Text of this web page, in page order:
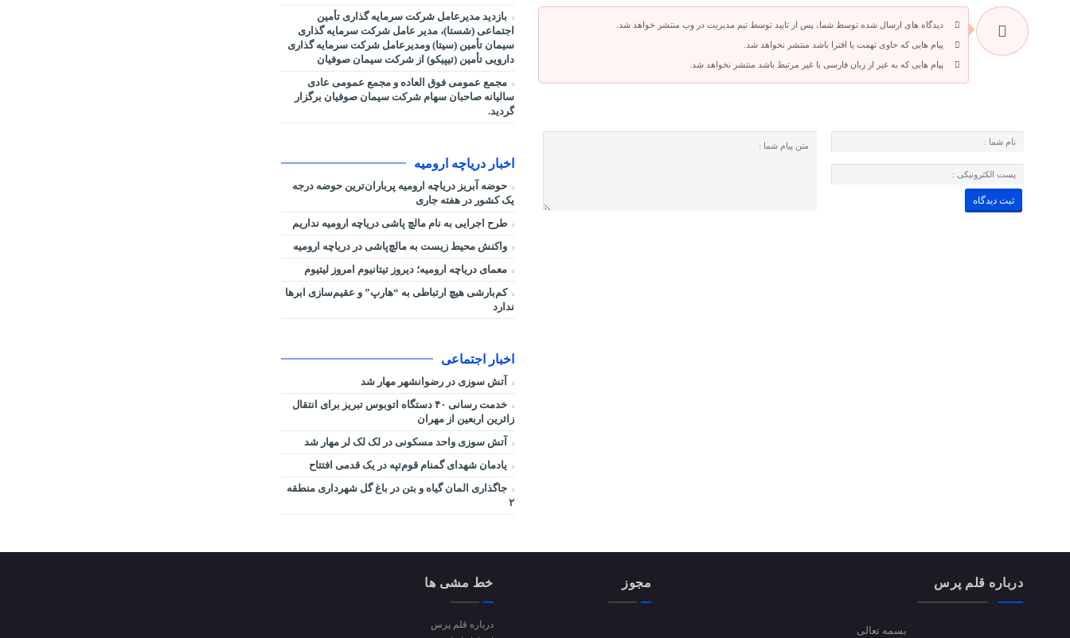
دیدگاه های ارسال شده توسط شما، پس از تایید توسط تیم مدیریت در وب منتشر خواهد شد.
پیام هایی که حاوی تهمت یا افترا باشد منتشر نخواهد شد.
پیام هایی که به غیر از زبان فارسی یا غیر مرتبط باشد منتشر نخواهد شد.
بازدید مدیرعامل شرکت سرمایه گذاری تأمین
اجتماعی (شستا)، مدیر عامل شرکت سرمایه گذاری
سیمان تأمین (سیتا) ومدیرعامل شرکت سرمایه گذاری
دارویی تأمین (تیپیکو) از شرکت سیمان صوفیان
مجمع عمومی فوق العاده و مجمع عمومی عادی
سالیانه صاحبان سهام شرکت سیمان صوفیان برگزار
گردید.
اخبار دریاچه ارومیه
حوضه آبریز دریاچه ارومیه پرباران‌ترین حوضه‌ درجه
یک کشور در هفته جاری
طرح اجرایی به نام مالچ پاشی دریاچه ارومیه نداریم
واکنش محیط زیست به مالچ‌پاشی در دریاچه ارومیه
معمای دریاچه ارومیه؛ دیروز تیتانیوم امروز لیتیوم
کم‌بارشی هیچ ارتباطی به “هارپ” و عقیم‌سازی ابرها
ندارد
اخبار اجتماعی
آتش سوزی در رضوانشهر مهار شد
خدمت رسانی ۴۰ دستگاه اتوبوس تبریز برای انتقال
زائرین اربعین از مهران
آتش سوزی واحد مسکونی در لک لک لر مهار شد
یادمان شهدای گمنام قوم‌تپه در یک قدمی افتتاح
جاگذاری المان گیاه و بتن در باغ گل شهرداری منطقه
۲
درباره قلم پرس
بسمه تعالی
مجوز خط مشی ها
درباره قلم پرس